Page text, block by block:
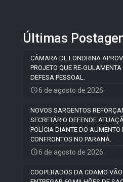
Últimas
CÂMARA DE LONDRINA
PROJETO QUE RE-GULAMENTA
DEFESA PESSOAL.
6 de agosto de 2026
NOVOS SARGENTOS
SECRETÁRIO DEFENDE
POLÍCIA DIANTE DO AUMENTO
CONFRONTOS NO PARANÁ.
6 de agosto de 2026
COOPERADOS DA COAMO VÃO